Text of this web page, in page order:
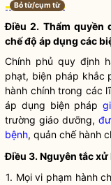
Bỏ từ/cụm từ
Điều 2. Thẩm quyền
chế độ áp dụng các
Chính phủ quy định
phạt, biện pháp khắc
hành chínhtrong các
áp dụng biện pháp
trường giáo dưỡng,
bệnh, quản chế hành
Điều 3. Nguyên tắcxử
1. Mọi vi phạm hành